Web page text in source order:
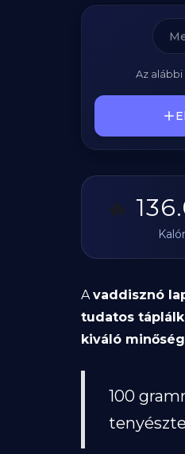
Az
🔥
A vaddisznó
tudatos
kiváló
100